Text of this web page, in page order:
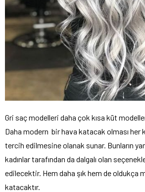
Gri saç modelleri daha çok kısa küt
Daha modern bir hava katacak olması her
tercih edilmesine olanak sunar. Bunların
kadınlar tarafından da dalgalı olan
edilecektir. Hem daha şık hem de oldukça
katacaktır.